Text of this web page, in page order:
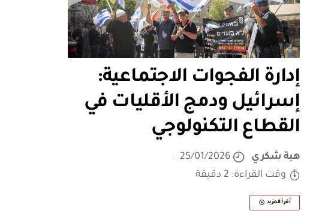
إدارة الفجوات الاجتماعية:
إسرائيل ودمج الأقليات في
القطاع التكنولوجي
هبة شكري
25/01/2026
وقت القراءة: 2 دقيقة
أقرأ المزيد